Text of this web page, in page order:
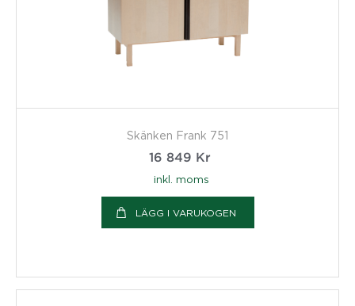
Skänken Frank 751
16 849 Kr
inkl. moms
LÄGG I VARUKOGEN